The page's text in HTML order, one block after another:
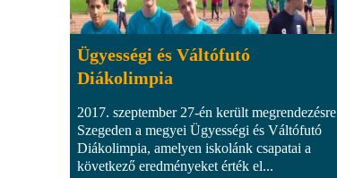
Ügyességi és Váltófutó
Diákolimpia
2017. szeptember 27-én került megrendezésre
Szegeden a megyei Ügyességi és Váltófutó
Diákolimpia, amelyen iskolánk csapatai a
következő eredményeket érték el...